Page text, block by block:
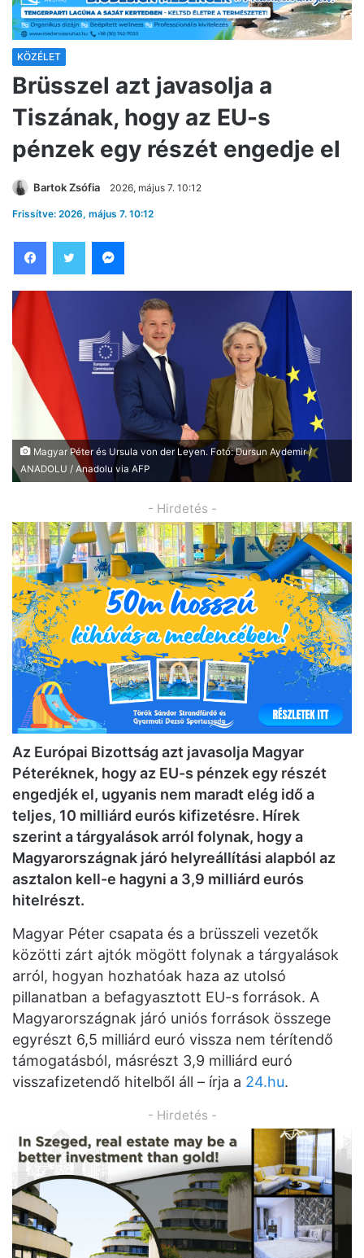
KÖZÉLET
Brüsszel azt javasolja a
Tiszának, hogy az EU-s
pénzek egy részét engedje el
Bartok Zsófia 2026, május 7. 10:12
Frissítve: 2026, május 7. 10:12
Magyar Péter és Ursula von der Leyen. Fotó: Dursun Aydemir /
ANADOLU / Anadolu via AFP
- Hirdetés -
Az Európai Bizottság azt javasolja Magyar
Péteréknek, hogy az EU-s pénzek egy részét
engedjék el, ugyanis nem maradt elég idő a
teljes, 10 milliárd eurós kifizetésre. Hírek
szerint a tárgyalások arról folynak, hogy a
Magyarországnak járó helyreállítási alapból az
asztalon kell-e hagyni a 3,9 milliárd eurós
hitelrészt.
Magyar Péter csapata és a brüsszeli vezetők
közötti zárt ajtók mögött folynak a tárgyalások
arról, hogyan hozhatóak haza az utolsó
pillanatban a befagyasztott EU-s források. A
Magyarországnak járó uniós források összege
egyrészt 6,5 milliárd euró vissza nem térítendő
támogatásból, másrészt 3,9 milliárd euró
visszafizetendő hitelből áll – írja a 24.hu.
- Hirdetés -